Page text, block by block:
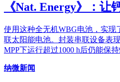
《Nat. Energy》：让
使用这种全无机WBG电池，实现
联太阳能电池。封装串联设备表
MPP下运行超过1000 h后仍能保持
纳微新闻